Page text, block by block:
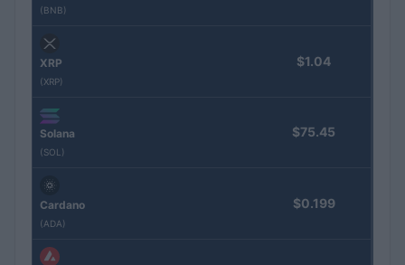
(BNB)
XRP
(XRP)
$1.04
Solana
(SOL)
$75.45
Cardano
(ADA)
$0.199